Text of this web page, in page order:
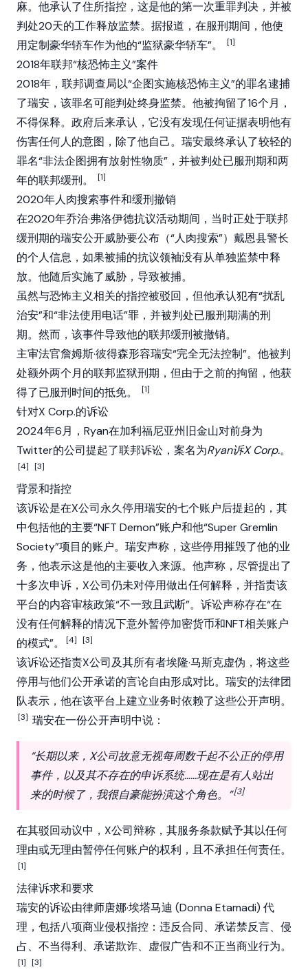
麻。他承认了住所指控，这是他的第一次重罪判决，并被
判处20天的工作释放监禁。据报道，在服刑期间，他使
用定制豪华轿车作为他的“监狱豪华轿车”。
[1]
2018年联邦“核恐怖主义”案件
2018年，联邦调查局以“企图实施核恐怖主义”的罪名逮捕
了瑞安，该罪名可能判处终身监禁。他被拘留了16个月，
不得保释。政府后来承认，它没有发现任何证据表明他有
伤害任何人的意图，除了他自己。瑞安最终承认了较轻的
罪名“非法企图拥有放射性物质”，并被判处已服刑期和两
年的联邦缓刑。
[1]
2020年人肉搜索事件和缓刑撤销
在2020年乔治·弗洛伊德抗议活动期间，当时正处于联邦
缓刑期的瑞安公开威胁要公布（“人肉搜索”）戴恩县警长
的个人信息，如果被捕的抗议领袖没有从单独监禁中释
放。他随后实施了威胁，导致被捕。
虽然与恐怖主义相关的指控被驳回，但他承认犯有“扰乱
治安”和“非法使用电话”罪，并被判处已服刑期满的刑
期。然而，该事件导致他的联邦缓刑被撤销。
主审法官詹姆斯·彼得森形容瑞安“完全无法控制”。他被判
处额外两个月的联邦监狱刑期，但由于之前的拘留，他获
得了已服刑时间的抵免。
[1]
针对X Corp.的诉讼
2024年6月，Ryan在加利福尼亚州旧金山对前身为
Twitter的公司提起了联邦诉讼，案名为Ryan诉X Corp.。
[4] [3]
背景和指控
该诉讼是在X公司永久停用瑞安的七个账户后提起的，其
中包括他的主要“NFT Demon”账户和他“Super Gremlin
Society”项目的账户。瑞安声称，这些停用摧毁了他的业
务，他表示这是他的主要收入来源。他声称，尽管提出了
十多次申诉，X公司仍未对停用做出任何解释，并指责该
平台的内容审核政策“不一致且武断”。诉讼声称存在“在
没有任何解释的情况下意外暂停加密货币和NFT相关账户
的模式”。
[4] [3]
该诉讼还指责X公司及其所有者埃隆·马斯克虚伪，将这些
停用与他们公开承诺的言论自由形成对比。瑞安的法律团
队表示，他在该平台上建立业务时依赖了这些公开声明。
[3] 瑞安在一份公开声明中说：
“长期以来，X公司故意无视每周数千起不公正的停用
事件，以及其不存在的申诉系统……现在是有人站出
来的时候了，我很自豪能扮演这个角色。”[3]
在其驳回动议中，X公司辩称，其服务条款赋予其以任何
理由或无理由暂停任何账户的权利，且不承担任何责任。
[1]
法律诉求和要求
瑞安的诉讼由律师唐娜·埃塔马迪 (Donna Etamadi) 代
理，包括八项商业侵权指控：违反合同、承诺禁反言、侵
占、不当得利、承诺欺诈、虚假广告和不正当商业行为。
[1] [3]